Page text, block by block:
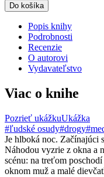
Do košíka
Popis knihy
Podrobnosti
Recenzie
O autorovi
Vydavateľstvo
Viac o knihe
Pozrieť ukážkuUkážka
#ľudské osudy#drogy
Je hlboká noc. Začínajúci
Náhodou vyzrie z okna a
scénu: na treťom
oknom muž a malé